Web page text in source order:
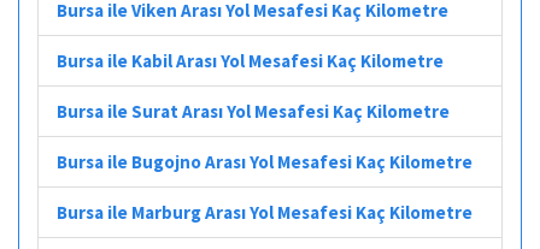
Bursa ile Viken Arası Yol Mesafesi Kaç Kilometre
Bursa ile Kabil Arası Yol Mesafesi Kaç Kilometre
Bursa ile Surat Arası Yol Mesafesi Kaç Kilometre
Bursa ile Bugojno Arası Yol Mesafesi Kaç Kilometre
Bursa ile Marburg Arası Yol Mesafesi Kaç Kilometre